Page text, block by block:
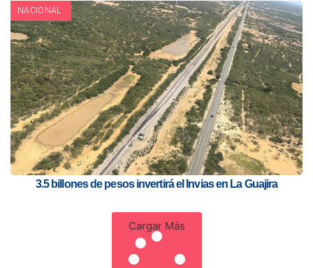
NACIONAL
3.5 billones de pesos invertirá el Invias en La Guajira
Cargar Más